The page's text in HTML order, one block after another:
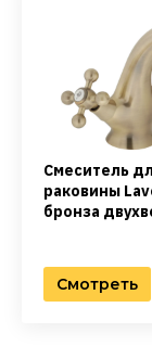
Смеситель
раковины
бронза
Смотреть